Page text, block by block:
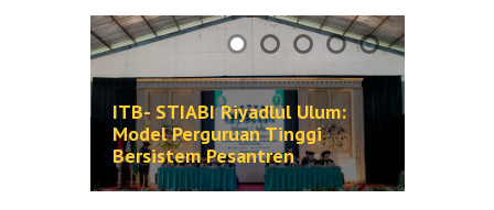
ITB- STIABI Riyadlul Ulum:
Model Perguruan Tinggi
Bersistem Pesantren
ADA tiga tipologi perguruan tinggi yang
Aksentuasi Total Education
System dalam Kurikulum
Pesantren
Potret santri dan Ustadz di Pesantren